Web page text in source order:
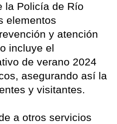
la Policía de Río
elementos
y atención
incluye el
de verano 2024
asegurando así la
y visitantes.
a otros servicios